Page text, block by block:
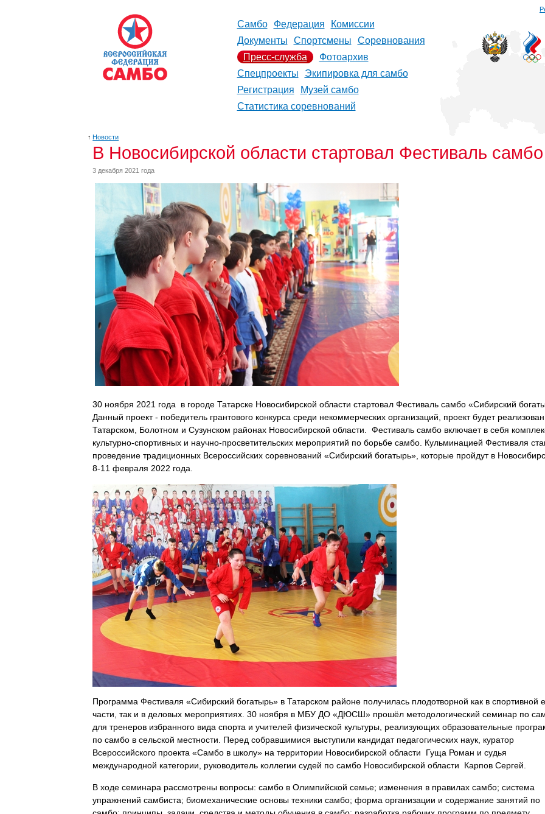
Самбо Федерация
Комиссии
Документы
Спортсмены
Соревнования
Пресс-служба
Фотоархив
Спецпроекты
Экипировка для самбо
Регистрация
Музей самбо
Статистика соревнований
↑ Новости
В Новосибирской области стартовал Фестиваль
3 декабря 2021 года
30 ноября 2021 года в городе Татарске Новосибирской области стартовал Фестиваль самбо «Сибирский
Данный проект - победитель грантового конкурса среди некоммерческих организаций, проект будет
Татарском, Болотном и Сузунском районах Новосибирской области. Фестиваль самбо включает в себя
культурно-спортивных и научно-просветительских мероприятий по борьбе самбо. Кульминацией Фестиваля
проведение традиционных Всероссийских соревнований «Сибирский богатырь», которые пройдут в
8-11 февраля 2022 года.
Программа Фестиваля «Сибирский богатырь» в Татарском районе получилась плодотворной как в спортивной
части, так и в деловых мероприятиях. 30 ноября в МБУ ДО «ДЮСШ» прошёл методологический семинар по
для тренеров избранного вида спорта и учителей физической культуры, реализующих образовательные
по самбо в сельской местности. Перед собравшимися выступили кандидат педагогических наук, куратор
Всероссийского проекта «Самбо в школу» на территории Новосибирской области Гуща Роман и судья
международной категории, руководитель коллегии судей по самбо Новосибирской области Карпов Сергей.
В ходе семинара рассмотрены вопросы: самбо в Олимпийской семье; изменения в правилах самбо; система
упражнений самбиста; биомеханические основы техники самбо; форма организации и содержание занятий по